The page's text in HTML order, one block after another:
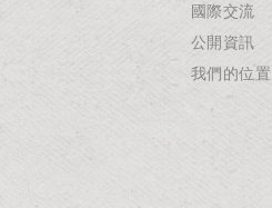
國際交流
公開資訊
我們的位置